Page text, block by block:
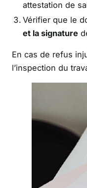
attestation de
Vérifier que le
et la signature
En cas de refus
l’inspection du